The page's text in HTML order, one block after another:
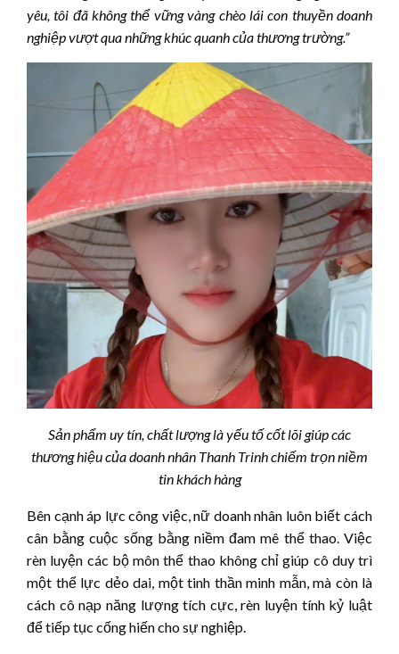
yêu, tôi đã không thể vững vàng chèo lái con thuyền doanh
nghiệp vượt qua những khúc quanh của thương trường.”
Sản phẩm uy tín, chất lượng là yếu tố cốt lõi giúp các
thương hiệu của doanh nhân Thanh Trinh chiếm trọn niềm
tin khách hàng
Bên cạnh áp lực công việc, nữ doanh nhân luôn biết cách
cân bằng cuộc sống bằng niềm đam mê thể thao. Việc
rèn luyện các bộ môn thể thao không chỉ giúp cô duy trì
một thể lực dẻo dai, một tinh thần minh mẫn, mà còn là
cách cô nạp năng lượng tích cực, rèn luyện tính kỷ luật
để tiếp tục cống hiến cho sự nghiệp.